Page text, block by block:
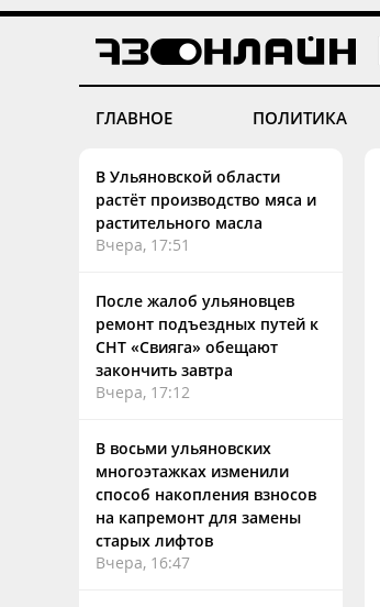
ГЛАВНОЕ ПОЛИТИКА
В Ульяновской области
растёт производство мяса и
растительного масла
Вчера, 17:51
После жалоб ульяновцев
ремонт подъездных путей к
СНТ «Свияга» обещают
закончить завтра
Вчера, 17:12
В восьми ульяновских
многоэтажках изменили
способ накопления взносов
на капремонт для замены
старых лифтов
Вчера, 16:47